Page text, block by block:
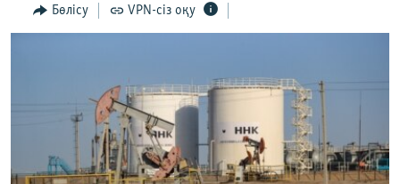
Search
ӘЛЕМБөлісу VPN-сіз оқу